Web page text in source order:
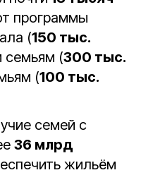
программы
(150 тыс.
семьям (300 тыс.
(100 тыс.
семей с
36 млрд
жильём